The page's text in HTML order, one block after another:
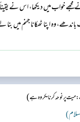
خواب میں دیکھا، اس نے
وہ اپنا ٹھکانا جہنم میں
پر نوحہ کرنا مکروہ ہے)